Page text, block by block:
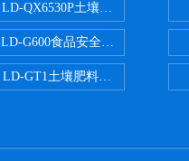
LD-QX6530P土壤氧化还原电位
LD-G600食品安全检测仪
LD-GT1土壤肥料养分检测仪